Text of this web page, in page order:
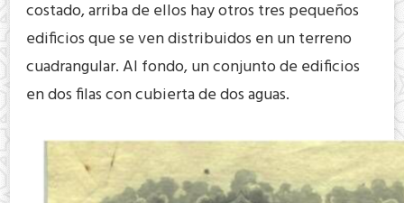
costado, arriba de ellos hay otros tres pequeños
edificios que se ven distribuidos en un terreno
cuadrangular. Al fondo, un conjunto de edificios
en dos filas con cubierta de dos aguas.